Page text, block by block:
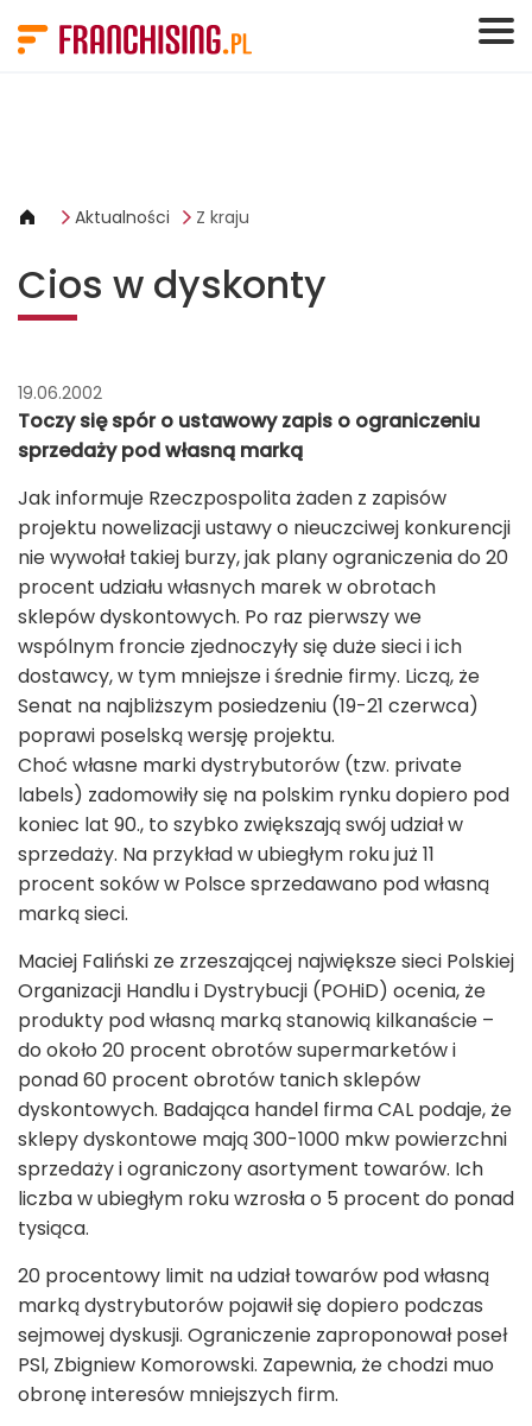
Aktualności Z kraju
Cios w dyskonty
19.06.2002
Toczy się spór o ustawowy zapis o ograniczeniu
sprzedaży pod własną marką
Jak informuje Rzeczpospolita żaden z zapisów
projektu nowelizacji ustawy o nieuczciwej konkurencji
nie wywołał takiej burzy, jak plany ograniczenia do 20
procent udziału własnych marek w obrotach
sklepów dyskontowych. Po raz pierwszy we
wspólnym froncie zjednoczyły się duże sieci i ich
dostawcy, w tym mniejsze i średnie firmy. Liczą, że
Senat na najbliższym posiedzeniu (19-21 czerwca)
poprawi poselską wersję projektu.
Choć własne marki dystrybutorów (tzw. private
labels) zadomowiły się na polskim rynku dopiero pod
koniec lat 90., to szybko zwiększają swój udział w
sprzedaży. Na przykład w ubiegłym roku już 11
procent soków w Polsce sprzedawano pod własną
marką sieci.
Maciej Faliński ze zrzeszającej największe sieci Polskiej
Organizacji Handlu i Dystrybucji (POHiD) ocenia, że
produkty pod własną marką stanowią kilkanaście –
do około 20 procent obrotów supermarketów i
ponad 60 procent obrotów tanich sklepów
dyskontowych. Badająca handel firma CAL podaje, że
sklepy dyskontowe mają 300-1000 mkw powierzchni
sprzedaży i ograniczony asortyment towarów. Ich
liczba w ubiegłym roku wzrosła o 5 procent do ponad
tysiąca.
20 procentowy limit na udział towarów pod własną
marką dystrybutorów pojawił się dopiero podczas
sejmowej dyskusji. Ograniczenie zaproponował poseł
PSl, Zbigniew Komorowski. Zapewnia, że chodzi muo
obronę interesów mniejszych firm.